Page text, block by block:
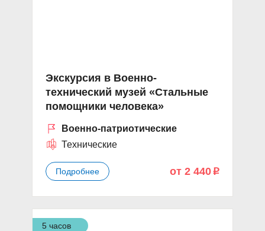
Экскурсия в Военно-
технический музей «Стальные
помощники человека»
Военно-патриотические
Технические
Подробнее от 2 440 p
5 часов